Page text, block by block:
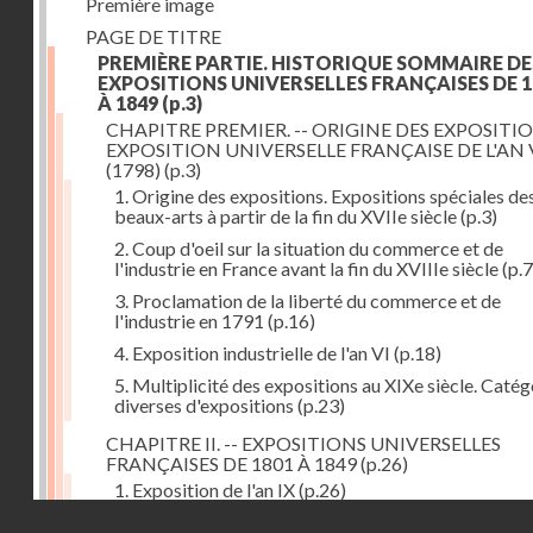
PAGE DE TITRE
PREMIÈRE PARTIE. HISTORIQUE SOMMAIRE
EXPOSITIONS UNIVERSELLES FRANÇAISES DE
À 1849 (p.3)
CHAPITRE PREMIER. -- ORIGINE DES
EXPOSITION UNIVERSELLE FRANÇAISE DE L'AN
(1798) (p.3)
1. Origine des expositions. Expositions spéciales
beaux-arts à partir de la fin du XVIIe siècle(p.3)
2. Coup d'oeil sur la situation du commerce et de
l'industrie en France avant la fin du XVIIIe siècle
3. Proclamation de la liberté du commerce et de
l'industrie en 1791 (p.16)
4. Exposition industrielle de l'an VI (p.18)
5. Multiplicité des expositions au XIXe siècle.
diverses d'expositions (p.23)
CHAPITRE II. -- EXPOSITIONS UNIVERSELLES
FRANÇAISES DE 1801 À 1849(p.26)
1. Exposition de l'an IX(p.26)